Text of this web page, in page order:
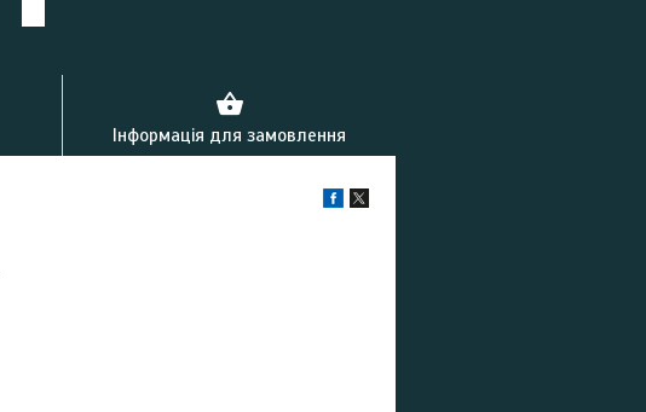
Інформація для замовлення